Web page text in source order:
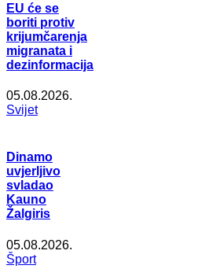
EU će se
boriti protiv
krijumčarenja
migranata i
dezinformacija
05.08.2026.
Svijet
Dinamo
uvjerljivo
svladao
Kauno
Žalgiris
05.08.2026.
Šport